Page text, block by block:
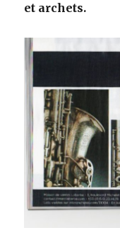
et archets.